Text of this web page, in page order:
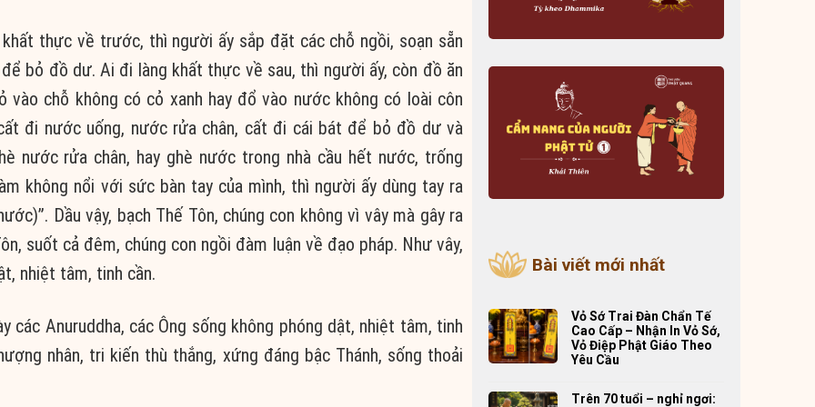
thực về trước, thì người ấy sắp đặt các chỗ ngồi, soạn sẵn
bỏ đồ dư. Ai đi làng khất thực về sau, thì người ấy, còn đồ ăn
vào chỗ không có cỏ xanh hay đổ vào nước không có loài côn
đi nước uống, nước rửa chân, cất đi cái bát để bỏ đồ dư và
nước rửa chân, hay ghè nước trong nhà cầu hết nước, trống
không nổi với sức bàn tay của mình, thì người ấy dùng tay ra
Dầu vậy, bạch Thế Tôn, chúng con không vì vây mà gây ra
suốt cả đêm, chúng con ngồi đàm luận về đạo pháp. Như vây,
nhiệt tâm, tinh cần.
các Anuruddha, các Ông sống không phóng dật, nhiệt tâm, tinh
nhân, tri kiến thù thắng, xứng đáng bậc Thánh, sống thoải
Bài viết mới nhất
Vỏ Sớ Trai Đàn Chẩn Tế
Cao Cấp – Nhận In Vỏ Sớ,
Vỏ Điệp Phật Giáo Theo
Yêu Cầu
Trên 70 tuổi – nghỉ ngơi: